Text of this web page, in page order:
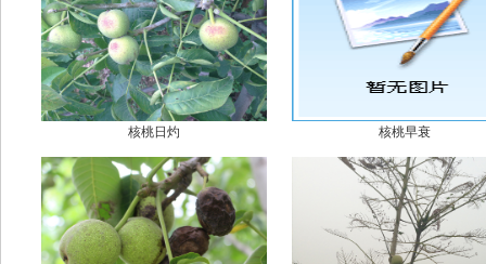
核桃日灼 核桃早衰